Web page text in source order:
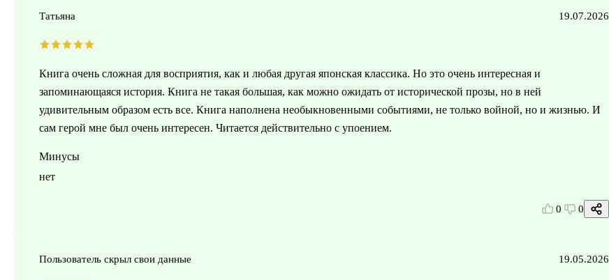
Татьяна 19.07.2026
Книга очень сложная для восприятия, как и любая другая японская классика. Но это очень интересная и
запоминающаяся история. Книга не такая большая, как можно ожидать от исторической прозы, но в ней
удивительным образом есть все. Книга наполнена необыкновенными событиями, не только войной, но и жизнью. И
сам герой мне был очень интересен. Читается действительно с упоением.
Минусы
нет
0 0
Пользователь скрыл свои данные 19.05.2026